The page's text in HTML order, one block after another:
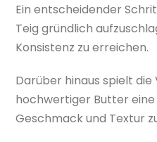
Ein entscheidender
Teig gründlich
Konsistenz zu erreichen.
Darüber hinaus spielt die
hochwertiger Butter eine
Geschmack und Textur